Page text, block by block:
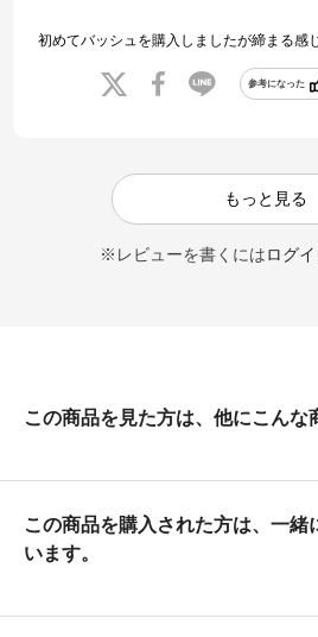
初めてバッシュを購入しましたが締まる感
参考になった
もっと見る
※レビューを書くにはログ
この商品を見た方は、他にこんな
この商品を購入された方は、一緒
います。